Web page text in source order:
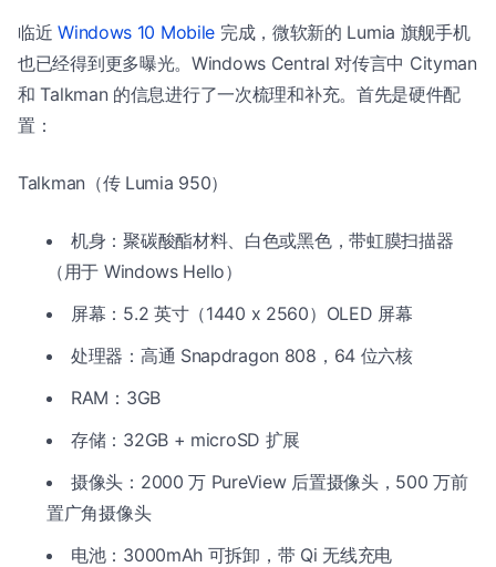
临近Windows 10 Mobile 完成，微软新的 Lumia 旗舰手机
也已经得到更多曝光。Windows Central 对传言中 Cityman
和 Talkman 的信息进行了一次梳理和补充。首先是硬件配
置：
Talkman（传 Lumia 950）
机身：聚碳酸酯材料、白色或黑色，带虹膜扫描器
（用于 Windows Hello）
屏幕：5.2 英寸（1440 x 2560）OLED 屏幕
处理器：高通 Snapdragon 808，64 位六核
RAM：3GB
存储：32GB + microSD 扩展
摄像头：2000 万 PureView 后置摄像头，500 万前
置广角摄像头
电池：3000mAh 可拆卸，带 Qi 无线充电